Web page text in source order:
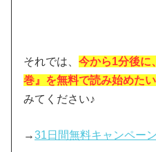
それでは、今から1分後に
巻』を無料で読み始めたい
みてください♪
→31日間無料キャンペー